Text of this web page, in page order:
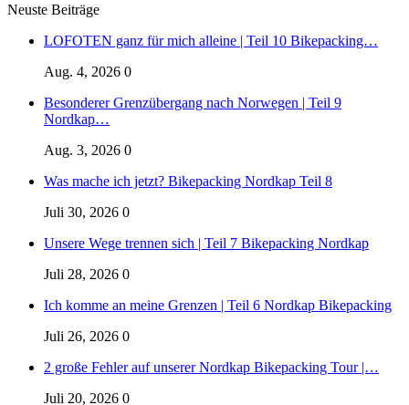
Neuste Beiträge
LOFOTEN ganz für mich alleine | Teil 10 Bikepacking…
Aug. 4, 2026 0
Besonderer Grenzübergang nach Norwegen | Teil 9
Nordkap…
Aug. 3, 2026 0
Was mache ich jetzt? Bikepacking Nordkap Teil 8
Juli 30, 2026 0
Unsere Wege trennen sich | Teil 7 Bikepacking Nordkap
Juli 28, 2026 0
Ich komme an meine Grenzen | Teil 6 Nordkap Bikepacking
Juli 26, 2026 0
2 große Fehler auf unserer Nordkap Bikepacking Tour |…
Juli 20, 2026 0